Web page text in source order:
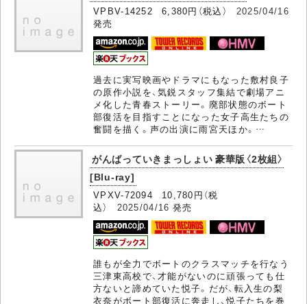
VPBV-14252 6,380円（税込） 2025/04/16
発売
過去に実写映画やドラマにもなった敷村良子
の原作小説を、気鋭スタッフ集結で劇場アニ
メ化した青春ストーリー。廃部状態のボート
部復活を目指すことになった女子高生たちの
奮闘を描く。声の出演に雨宮天ほか。…
がんばっていきまっしょい 豪華版〈2枚組〉
[Blu-ray]
VPXV-72094 10,780円（税
込） 2025/04/16 発売
誰もが全力でボートのクラスマッチを行なう
三津東高校で、才能がないのに頑張っても仕
方ないと諦めていた悦子。だが、転入生の梨
衣奈がボート部復活に奔走し、悦子たちを巻